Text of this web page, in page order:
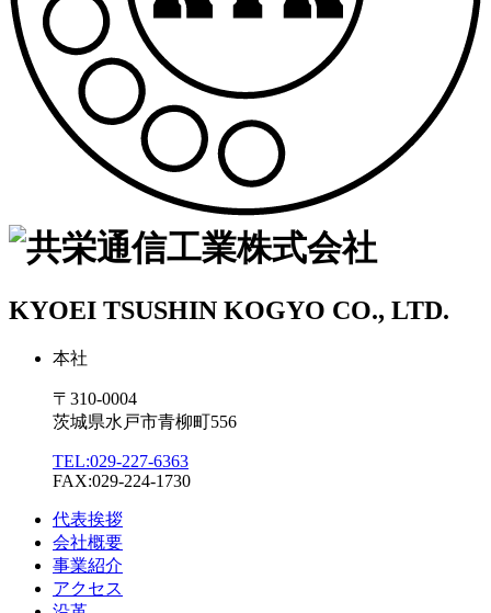
KYOEI TSUSHIN KOGYO CO., LTD.
本社
〒310-0004
茨城県水戸市青柳町556
TEL:029-227-6363
FAX:029-224-1730
代表挨拶
会社概要
事業紹介
アクセス